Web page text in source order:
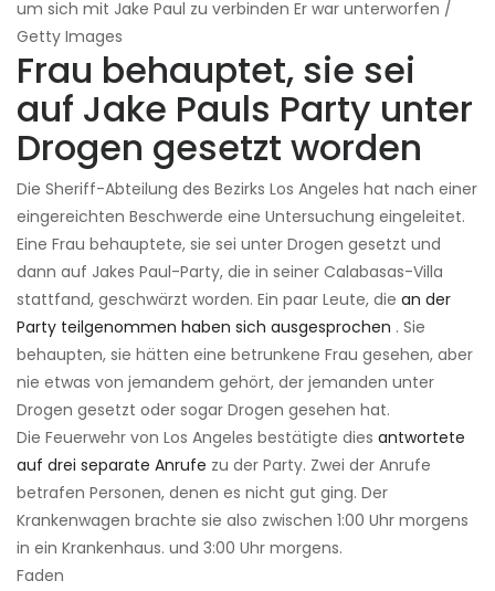
um sich mit Jake Paul zu verbinden Er war unterworfen /
Getty Images
Frau behauptet, sie sei
auf Jake Pauls Party unter
Drogen gesetzt worden
Die Sheriff-Abteilung des Bezirks Los Angeles hat nach einer
eingereichten Beschwerde eine Untersuchung eingeleitet.
Eine Frau behauptete, sie sei unter Drogen gesetzt und
dann auf Jakes Paul-Party, die in seiner Calabasas-Villa
stattfand, geschwärzt worden. Ein paar Leute, die an der
Party teilgenommen haben sich ausgesprochen . Sie
behaupten, sie hätten eine betrunkene Frau gesehen, aber
nie etwas von jemandem gehört, der jemanden unter
Drogen gesetzt oder sogar Drogen gesehen hat.
Die Feuerwehr von Los Angeles bestätigte dies antwortete
auf drei separate Anrufe zu der Party. Zwei der Anrufe
betrafen Personen, denen es nicht gut ging. Der
Krankenwagen brachte sie also zwischen 1:00 Uhr morgens
in ein Krankenhaus. und 3:00 Uhr morgens.
Faden